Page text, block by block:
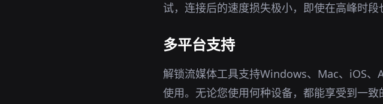
试，连接后的速度损失极小，即使在高峰时段
多平台支持
解锁流媒体工具支持Windows、Mac、iOS
使用。无论您使用何种设备，都能享受到一